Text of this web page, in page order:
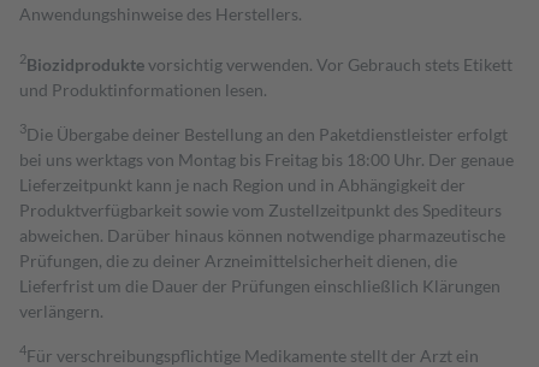
Anwendungshinweise des Herstellers.
2Biozidproduktevorsichtig verwenden. Vor Gebrauch stets Etikett
und Produktinformationen lesen.
3Die Übergabe deiner Bestellung an den Paketdienstleister erfolgt
bei uns werktags von Montag bis Freitag bis 18:00 Uhr. Der genaue
Lieferzeitpunkt kann je nach Region und in Abhängigkeit der
Produktverfügbarkeit sowie vom Zustellzeitpunkt des Spediteurs
abweichen. Darüber hinaus können notwendige pharmazeutische
Prüfungen, die zu deiner Arzneimittelsicherheit dienen, die
Lieferfrist um die Dauer der Prüfungen einschließlich Klärungen
verlängern.
4Für verschreibungspflichtige Medikamente stellt der Arzt ein